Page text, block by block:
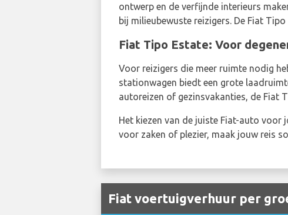
ontwerp en de verfijnde interieurs
bij milieubewuste reizigers. De Fiat
Fiat Tipo Estate: Voor
Voor reizigers die meer ruimte nodig
stationwagen biedt een grote
autoreizen of gezinsvakanties, de Fiat
Het kiezen van de juiste Fiat-auto voor
voor zaken of plezier, maak jouw reis
Fiat voertuigverhuur per